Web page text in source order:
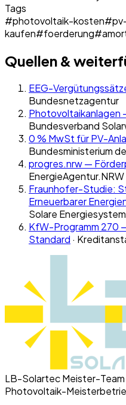
Tags
#photovoltaik-kosten#
kaufen#foerderung#
Quellen &
EEG-
Bundesnetzagentur
Bundesverband
0 % MwSt für PV-
Bundesministerium
progres.nrw —
EnergieAgentur.NRW
Fraunhofer-Studie:
Erneuerbarer
Solare
KfW-Programm 270
Standard ·
LB-Solartec Meister-Team
Photovoltaik-